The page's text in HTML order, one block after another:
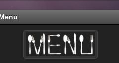
Menu